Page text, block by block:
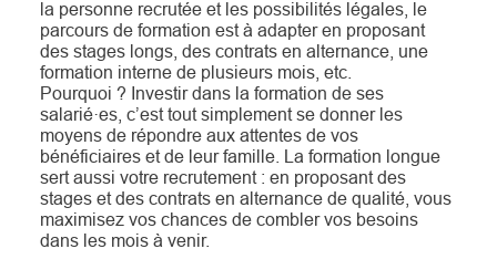
la personne recrutée et les possibilités légales, le
parcours de formation est à adapter en proposant
des stages longs, des contrats en alternance, une
formation interne de plusieurs mois, etc.
Pourquoi ? Investir dans la formation de ses
salarié·es, c’est tout simplement se donner les
moyens de répondre aux attentes de vos
bénéficiaires et de leur famille. La formation longue
sert aussi votre recrutement : en proposant des
stages et des contrats en alternance de qualité, vous
maximisez vos chances de combler vos besoins
dans les mois à venir.